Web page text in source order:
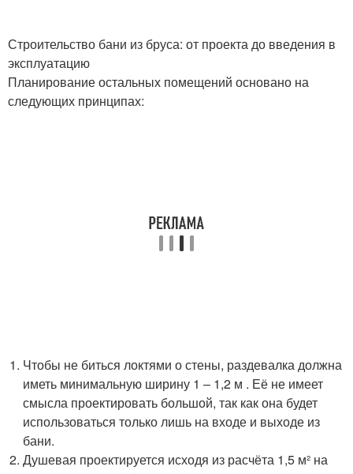
Строительство бани из бруса: от проекта до введения в
эксплуатацию
Планирование остальных помещений основано на
следующих принципах:
Чтобы не биться локтями о стены, раздевалка должна
иметь минимальную ширину 1 – 1,2 м . Её не имеет
смысла проектировать большой, так как она будет
использоваться только лишь на входе и выходе из
бани.
Душевая проектируется исходя из расчёта 1,5 м² на